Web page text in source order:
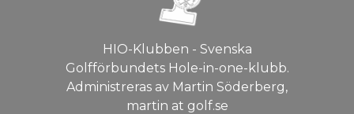
HIO-Klubben - Svenska
Golfförbundets Hole-in-one-klubb.
Administreras av Martin Söderberg,
martin at golf.se